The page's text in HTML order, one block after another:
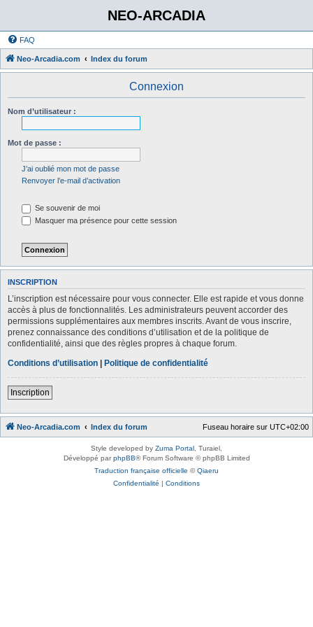
NEO-ARCADIA
FAQ
Neo-Arcadia.com Index du forum
Connexion
Nom d’utilisateur :
Mot de passe :
J’ai oublié mon mot de passe
Renvoyer l’e-mail d’activation
Se souvenir de moi
Masquer ma présence pour cette session
INSCRIPTION
L’inscription est nécessaire pour vous connecter. Elle est rapide et vous donne
accès à plus de fonctionnalités. Les administrateurs peuvent accorder des
permissions supplémentaires aux membres inscrits. Avant de vous inscrire,
prenez connaissance des conditions d’utilisation et de la politique de
confidentialité, ainsi que des règles propres à chaque forum.
Conditions d’utilisation | Politique de confidentialité
Inscription
Neo-Arcadia.com Index du forum Fuseau horaire sur UTC+02:00
Style developed by Zuma Portal , Turaiel,
Développé parphpBB® Forum Software © phpBB Limited
Traduction française officielle ©Qiaeru
Confidentialité | Conditions